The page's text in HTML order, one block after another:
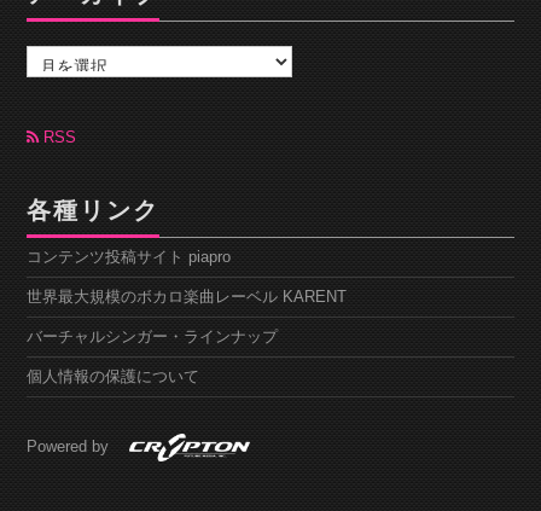
カ
ブ RSS
各種リンク
コンテンツ投稿サイト piapro
世界最大規模のボカロ楽曲レーベル KARENT
バーチャルシンガー・ラインナップ
個人情報の保護について
Powered by